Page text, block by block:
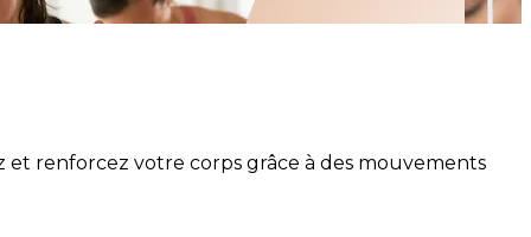
renforcez votre corps grâce à des mouvements